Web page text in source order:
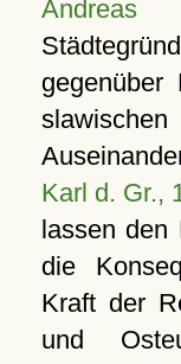
Andreas
Karl d. Gr.,
lassen den
die
Kraft der
und